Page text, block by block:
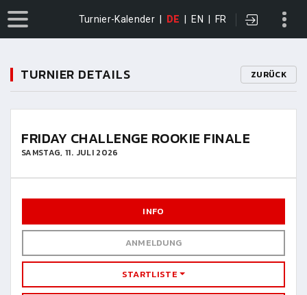
Turnier-Kalender DE EN FR
TURNIER DETAILS ZURÜCK
FRIDAY CHALLENGE ROOKIE FINALE
SAMSTAG, 11. JULI 2026
INFO
ANMELDUNG
STARTLISTE